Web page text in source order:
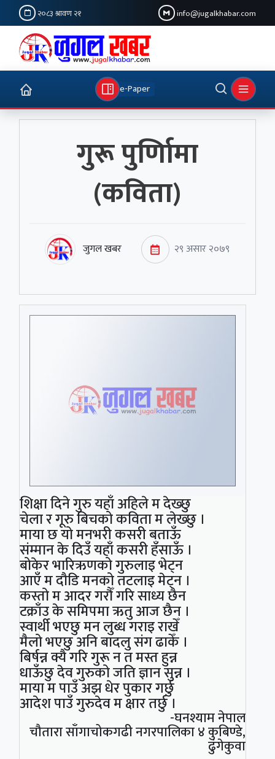
२०८३ श्रावण २१ info@jugalkhabar.com
e-Paper
गुरू पुर्णिामा
(कविता)
जुगल खबर २९ असार २०७९
शिक्षा दिने गुरु यहाँ अहिले म देख्छु
चेला र गूरु बिचको कविता म लेख्छु ।
माया छ यो मनभरी कसरी बताऊँ
संम्मान के दिउँ यहाँ कसरी हँसाऊँ ।
बोकेर भारिऋणको गुरुलाइ भेट्न
आएँ म दौडि मनको तटलाइ मेट्न ।
कस्तो म आदर गरौँ गरि साध्य छैन
टक्राँउ के समिपमा ऋतु आज छैन ।
स्वार्थी भएछु मन लुब्ध गराइ राखेँ
मैलो भएछु अनि बादलु संग ढाकेँ ।
बिर्षन्न क्यै गरि गुरू न त मस्त हुन्न
धाऊँछु देव गुरुको जति ज्ञान सुन्न ।
माया म पाउँ अझ धेर पुकार गर्छु
आदेश पाउँ गुरुदेव म क्षार तर्छु ।
-घनश्याम नेपाल
चौतारा साँगाचोकगढी नगरपालिका ४ कुबिण्डे,
ढुंगेकुवा